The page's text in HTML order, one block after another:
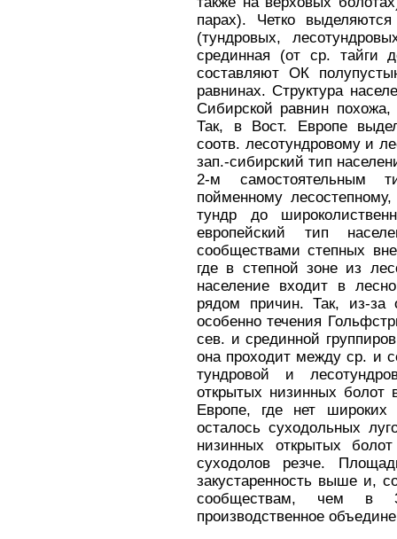
парах). Четко
(тундровых,
срединная (от ср. тайги
составляют ОК
равнинах. Структура
Сибирской равнин
Так, в Вост. Европе
соотв. лесотундровому и
зап.-сибирский тип
2-м самостоятельным
пойменному
тундр до
европейский тип
сообществами степных
где в степной зоне из
население входит в
рядом причин. Так, из-за
особенно течения
сев. и срединной
она проходит между ср. и
тундровой и
открытых низинных
Европе, где нет
осталось суходольных
низинных открытых
суходолов резче.
закустаренность выше и,
сообществам, чем в
производственное